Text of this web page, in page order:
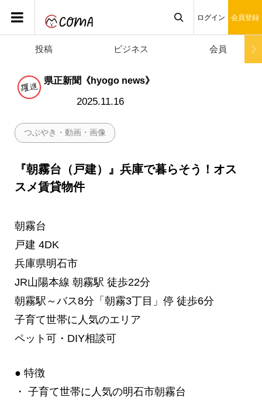
ログイン 会員登録
投稿 ビジネス 会員
県正新聞《hyogo news》
2025.11.16
つぶやき・動画・画像
『朝霧台（戸建）』兵庫で暮らそう！オス
スメ賃貸物件
朝霧台
戸建 4DK
兵庫県明石市
JR山陽本線 朝霧駅 徒歩22分
朝霧駅～バス8分「朝霧3丁目」停 徒歩6分
子育て世帯に人気のエリア
ペット可・DIY相談可
● 特徴
・ 子育て世帯に人気の明石市朝霧台